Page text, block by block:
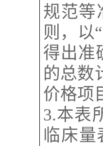
规范等
则，以
得出准
的总数
价格
3.本表
临床量